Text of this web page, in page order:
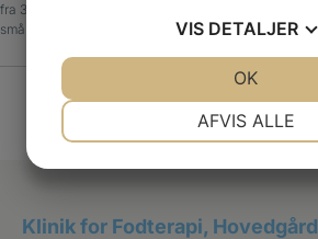
fra 3D scanningen. Selve produktionen tager
små 3 uger.
Klinik for Fodterapi, Hovedgård
VIS DETALJER
AFVIS ALLE
OK